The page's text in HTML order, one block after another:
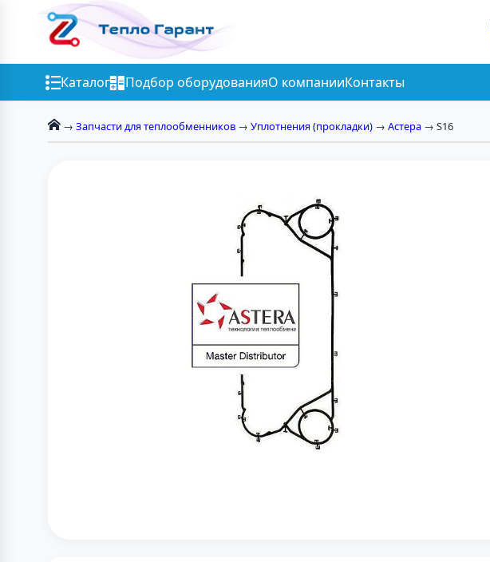
Каталог Подбор оборудованияО компанииКонтакты
→ Запчасти для теплообменников → Уплотнения (прокладки) → Астера → S16